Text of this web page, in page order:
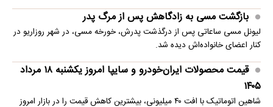
بازگشت مسی به زادگاهش پس از مرگ پدر
لیونل مسی ساعاتی پس از درگذشت پدرش، خورخه مسی، در شهر روزاریو در
کنار اعضای خانواده‌اش دیده شد.
قیمت محصولات ایران‌خودرو و سایپا امروز یکشنبه ۱۸ مرداد
۱۴۰۵
شاهین اتوماتیک با افت ۴۰ میلیونی، بیشترین کاهش قیمت را در بازار امروز